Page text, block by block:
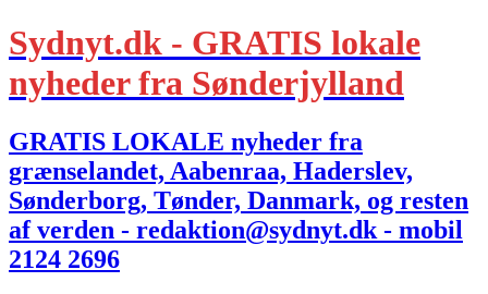
Sydnyt.dk - GRATIS lokale
nyheder fra Sønderjylland
GRATIS LOKALE nyheder fra
grænselandet, Aabenraa, Haderslev,
Sønderborg, Tønder, Danmark, og resten
af verden - redaktion@sydnyt.dk - mobil
2124 2696